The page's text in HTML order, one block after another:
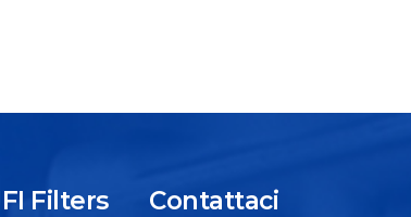
Filters Contattaci